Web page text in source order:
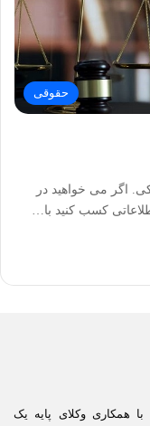
حقوقی
اگر می خواهید در
کسب کنید با…
همکاری وکلای پایه یک